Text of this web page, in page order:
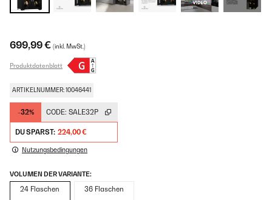
699,99 € (inkl. MwSt.)
Produktdatenblatt
ARTIKELNUMMER: 10046441
-32% CODE: SALE32P
DU SPARST: 224,00 €
Nutzungsbedingungen
VOLUMEN DER VARIANTE:
24 Flaschen 36 Flaschen